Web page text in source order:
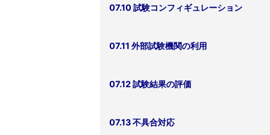
07.10 試験コンフィギュレーション
07.11 外部試験機関の利用
07.12 試験結果の評価
07.13 不具合対応